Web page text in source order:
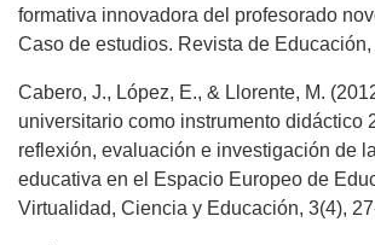
formativa innovadora del profesorado
Caso de estudios. Revista de
Cabero, J., López, E., & Llorente, M.
universitario como instrumento didáctico
reflexión, evaluación e investigación de
educativa en el Espacio Europeo de
Virtualidad, Ciencia y Educación, 3(4),